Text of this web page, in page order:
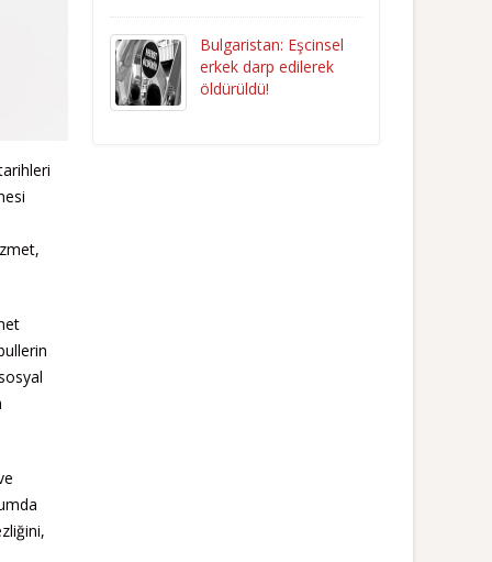
Bulgaristan: Eşcinsel
erkek darp edilerek
öldürüldü!